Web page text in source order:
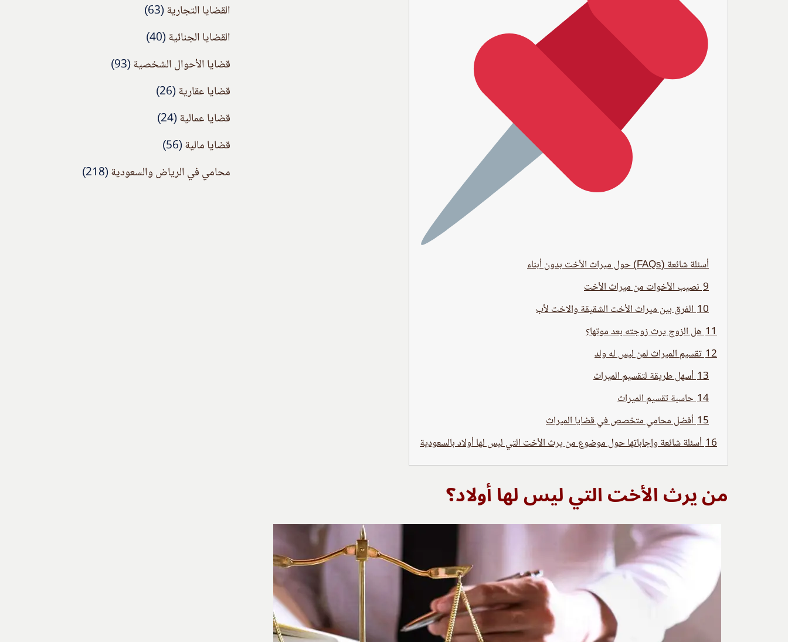
أسئلة شائعة (FAQs) حول ميراث الأخت بدون أبناء
9 نصيب الأخوات من ميراث الأخت
10 الفرق بين ميراث الأخت الشقيقة والاخت لأب
11 هل الزوج يرث زوجته بعد موتها؟
12 تقسيم الميراث لمن ليس له ولد
13 أسهل طريقة لتقسيم الميراث
14 حاسبة تقسيم الميراث
15 أفضل محامي متخصص في قضايا الميراث
16 أسئلة شائعة وإجاباتها حول موضوع من يرث الأخت التي ليس لها أولاد بالسعودية
من يرث الأخت التي ليس لها أولاد؟
القضايا التجارية(63)
القضايا الجنائية(40)
قضايا الأحوال الشخصية(93)
قضايا عقارية(26)
قضايا عمالية(24)
قضايا مالية(56)
محامي في الرياض والسعودية(218)